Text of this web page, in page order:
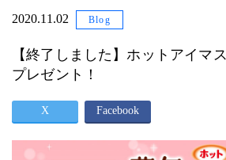
2020.11.02 Blog
【終了しました】ホットアイマ
プレゼント！
X Facebook